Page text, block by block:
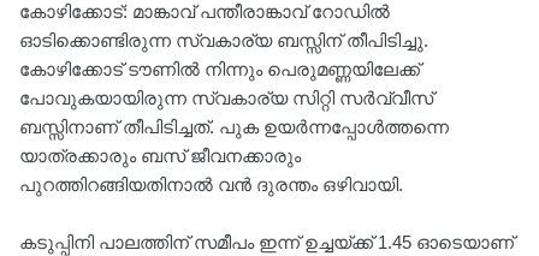
കോഴിക്കോട്: മാങ്കാവ് പന്തീരാങ്കാവ് റോഡിൽ
ഓടിക്കൊണ്ടിരുന്ന സ്വകാര്യ ബസ്സിന് തീപിടിച്ചു.
കോഴിക്കോട് ടൗണില്‍ നിന്നും പെരുമണ്ണയിലേക്ക്
പോവുകയായിരുന്ന സ്വകാര്യ സിറ്റി സർവ്വീസ്
ബസ്സിനാണ് തീപിടിച്ചത്. പുക ഉയർന്നപ്പോൾത്തന്നെ
യാത്രക്കാരും ബസ് ജീവനക്കാരും
പുറത്തിറങ്ങിയതിനാൽ വൻ ദുരന്തം ഒഴിവായി.
കടുപ്പിനി പാലത്തിന് സമീപം ഇന്ന് ഉച്ചയ്ക്ക് 1.45 ഓടെയാണ്